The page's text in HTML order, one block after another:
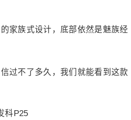
家族式设计，底部依然是魅族经
过不了多久，我们就能看到这款